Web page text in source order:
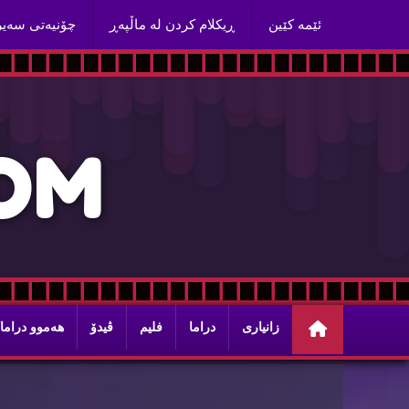
ئێمه‌ كێین ڕیكلام كردن له‌ ماڵپه‌ڕ چۆنیه‌تی
M
زانیاری دراما فلیم ڤیدۆ هه‌موو